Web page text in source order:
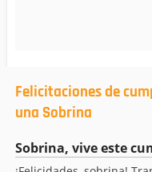
Felicitaciones de
una Sobrina
Sobrina, vive este